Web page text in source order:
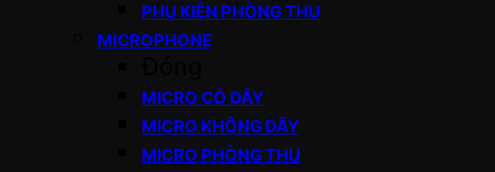
PHỤ KIỆN PHÒNG THU
MICROPHONE
MICRO CÓ DÂY
MICRO KHÔNG DÂY
MICRO PHÒNG THU